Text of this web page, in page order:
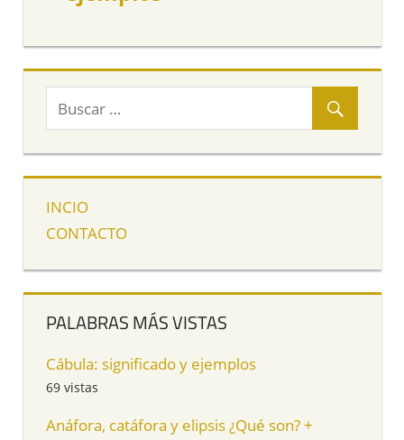
INCIO
CONTACTO
PALABRAS MÁS VISTAS
Cábula: significado y ejemplos
69 vistas
Anáfora, catáfora y elipsis ¿Qué son? +